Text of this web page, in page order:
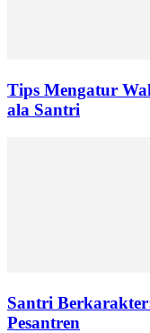
Tips Mengatur
ala Santri
Santri
Pesantren